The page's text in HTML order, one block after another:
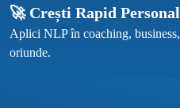
🚀 Crești Rapid
Aplici NLP în coaching,